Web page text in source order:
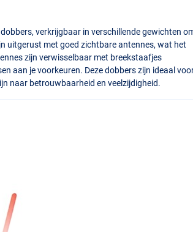
verkrijgbaar in verschillende gewichten
uitgerust met goed zichtbare antennes, wat het
zijn verwisselbaar met breekstaafjes
aan je voorkeuren. Deze dobbers zijn ideaal
naar betrouwbaarheid en veelzijdigheid.